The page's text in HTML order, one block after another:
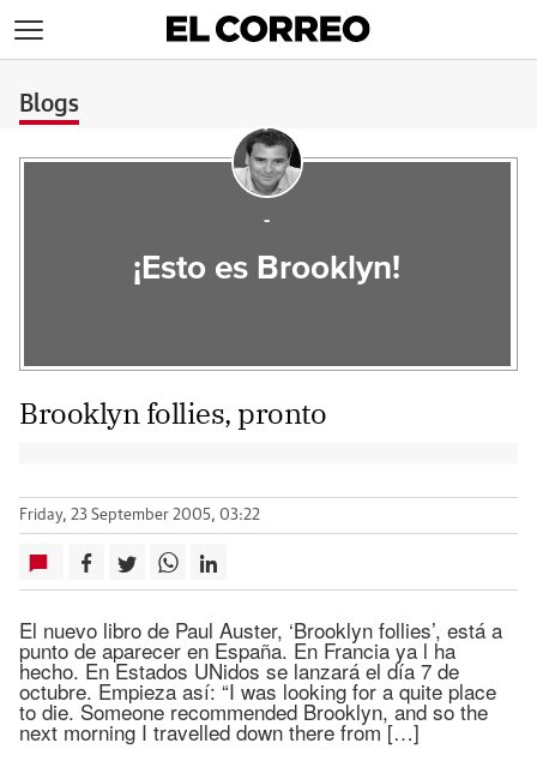
Blogs
-
¡Esto es Brooklyn!
Brooklyn follies, pronto
Friday, 23 September 2005, 03:22
El nuevo libro de Paul Auster, ‘Brooklyn follies’, está a
punto de aparecer en España. En Francia ya l ha
hecho. En Estados UNidos se lanzará el día 7 de
octubre. Empieza así: “I was looking for a quite place
to die. Someone recommended Brooklyn, and so the
next morning I travelled down there from […]